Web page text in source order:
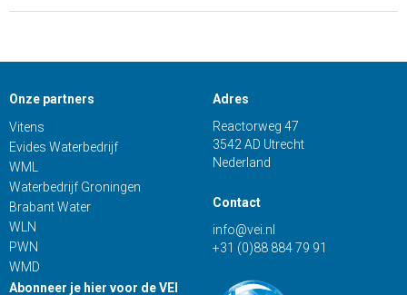
Onze partners
Vitens
Evides Waterbedrijf
WML
Waterbedrijf Groningen
Brabant Water
WLN
PWN
WMD
Adres
Reactorweg 47
3542 AD Utrecht
Nederland
Contact
info@vei.nl
+31 (0)88 884 79 91
Abonneer je hier voor de VEI